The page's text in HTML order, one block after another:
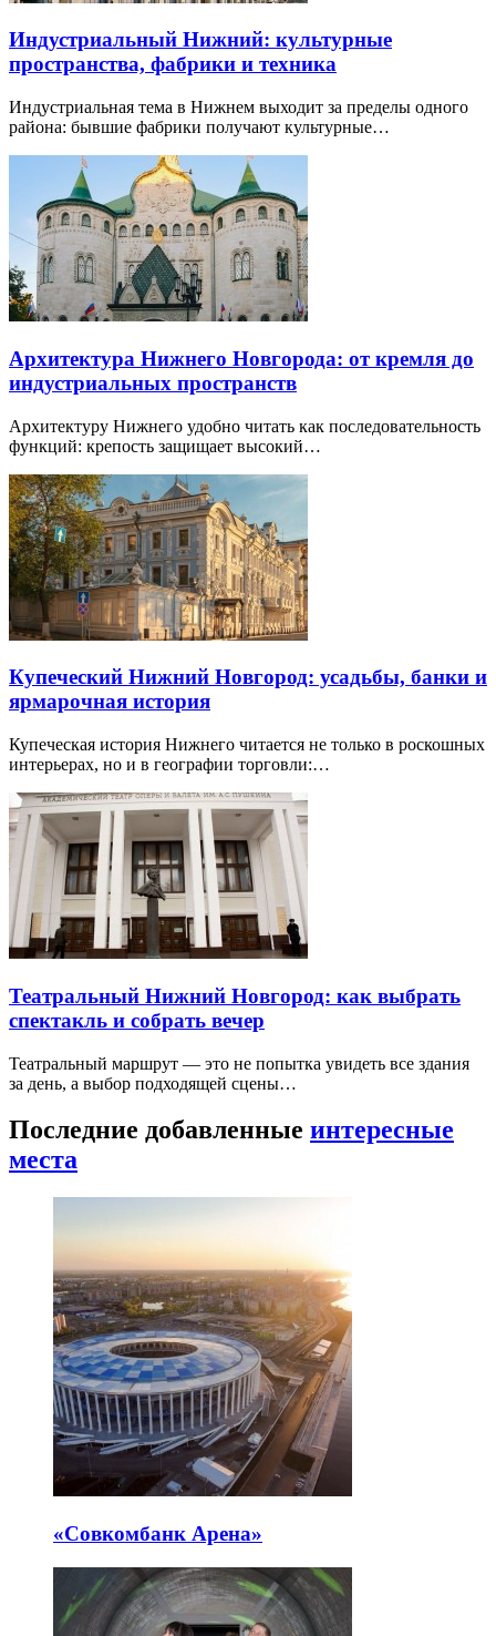
Индустриальный Нижний: культурные
пространства, фабрики и техника
Индустриальная тема в Нижнем выходит за пределы одного
района: бывшие фабрики получают культурные…
Архитектура Нижнего Новгорода: от кремля до
индустриальных пространств
Архитектуру Нижнего удобно читать как последовательность
функций: крепость защищает высокий…
Купеческий Нижний Новгород: усадьбы, банки и
ярмарочная история
Купеческая история Нижнего читается не только в роскошных
интерьерах, но и в географии торговли:…
Театральный Нижний Новгород: как выбрать
спектакль и собрать вечер
Театральный маршрут — это не попытка увидеть все здания
за день, а выбор подходящей сцены…
Последние добавленные интересные
места
«Совкомбанк Арена⁠»